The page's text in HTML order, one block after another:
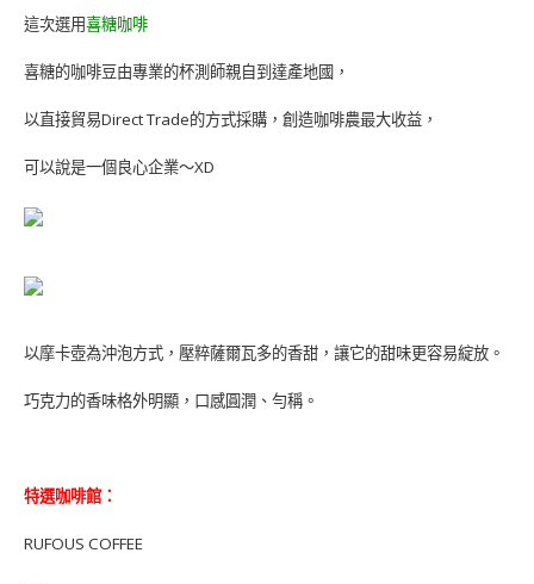
這次選用喜糖咖啡
喜糖的咖啡豆由專業的杯測師親自到達產地國，
以直接貿易Direct Trade的方式採購，創造咖啡農最大收益，
可以說是一個良心企業～XD
以摩卡壺為沖泡方式，壓粹薩爾瓦多的香甜，讓它的甜味更容易綻放。
巧克力的香味格外明顯，口感圓潤、勻稱。
特選咖啡館：
RUFOUS COFFEE